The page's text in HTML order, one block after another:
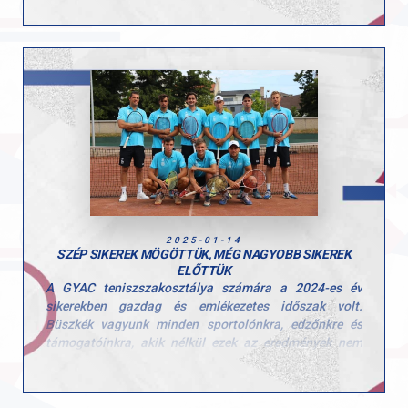
kiváló formát mutatott. Az első három fordulóban
lenyűgöző teljesítménnyel, magabiztos győzelmeket
• a Veszprémet 7:2-re,
• a Székesfehérvárt szintén 7:2-re,
• a Győri Lendületet pedig 8:1 arányban múlták felül.
A diadalokat a következő játékosoknak köszönhetjük:
Vizy Dávid, Sávay Zalán, Trapli Szabolcs, Eisenkolb
Máté, Molnár Máté, Palotás Ferenc, Trója Tibor Galló
Ákos és Vörös Kristóf.
csak így tovább!
Hajrá GYAC!
2025-01-14
SZÉP SIKEREK MÖGÖTTÜK, MÉG NAGYOBB SIKEREK
ELŐTTÜK
A GYAC teniszszakosztálya számára a 2024-es év
sikerekben gazdag és emlékezetes időszak volt.
Büszkék vagyunk minden sportolónkra, edzőnkre és
támogatóinkra, akik nélkül ezek az eredmények nem
valósulhattak volna meg – kezdte értékelését Soós